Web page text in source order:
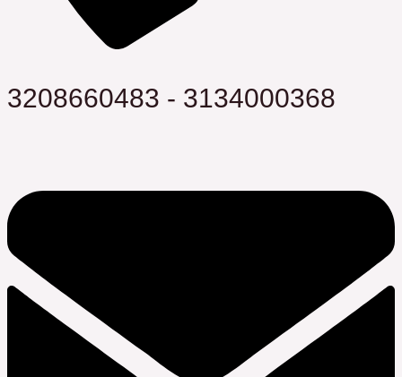
3208660483 - 3134000368